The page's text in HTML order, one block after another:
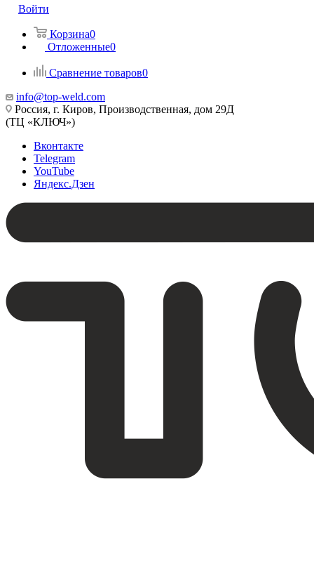
Войти
Корзина0
Отложенные0
Сравнение товаров0
info@top-weld.com
Россия, г. Киров, Производственная, дом 29Д
(ТЦ «КЛЮЧ»)
Вконтакте
Telegram
YouTube
Яндекс.Дзен